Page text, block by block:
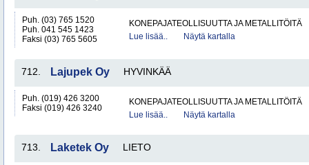
Puh. (03) 765 1520
Puh. 041 545 1423
Faksi (03) 765 5605
KONEPAJATEOLLISUUTTA JA METALLITÖITÄ
Lue lisää..
Näytä kartalla
712. Lajupek Oy HYVINKÄÄ
Puh. (019) 426 3200
Faksi (019) 426 3240
KONEPAJATEOLLISUUTTA JA METALLITÖITÄ
Lue lisää..
Näytä kartalla
713. Laketek Oy LIETO